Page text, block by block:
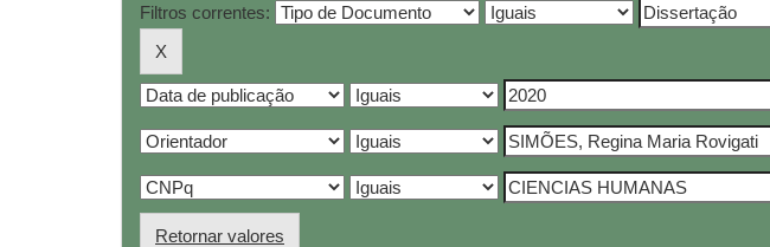
Filtros correntes:
Retornar valores